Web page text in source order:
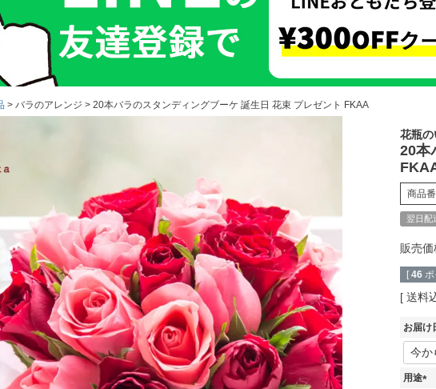
バラのアレンジ 20本バラのスタンディングブーケ 誕生日 花束 プレゼント FKAA
花瓶
20本
商品
翌日配
販売価
[ 46 ポ
送料
お届け
用途